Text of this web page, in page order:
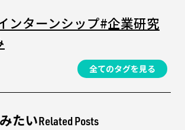
ンターンシップ#企業研究
全てのタグを見る
Related Posts
たい